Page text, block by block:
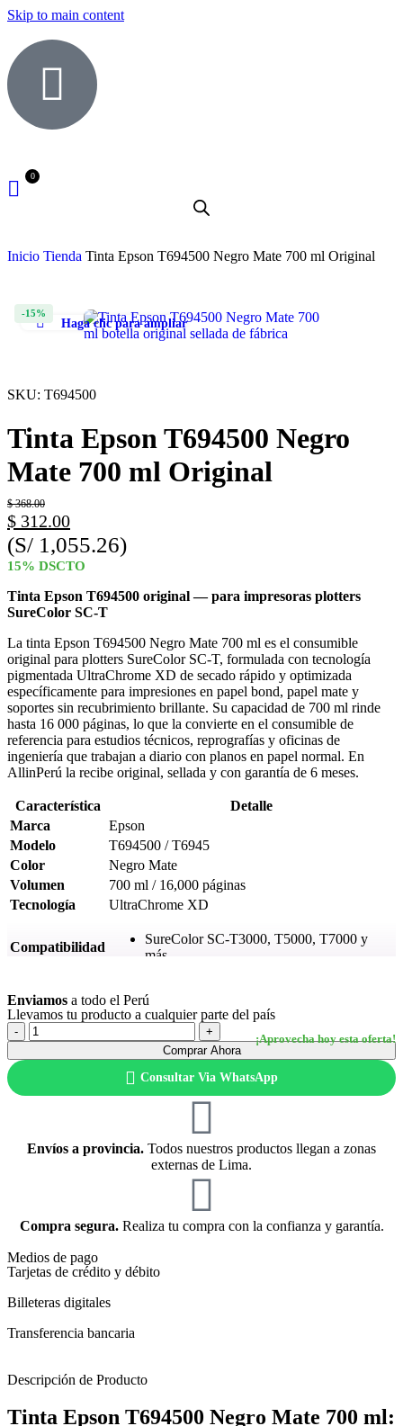
Skip to main content
Inicio Tienda Tinta Epson T694500 Negro Mate 700 ml Original
-15%
Haga clic para ampliar
SKU: T694500
Tinta Epson T694500 Negro
Mate 700 ml Original
$368.00
$ 312.00
(S/ 1,055.26)
15% DSCTO
Tinta Epson T694500 original — para impresoras plotters
SureColor SC-T
La tinta Epson T694500 Negro Mate 700 ml es el consumible
original para plotters SureColor SC-T, formulada con tecnología
pigmentada UltraChrome XD de secado rápido y optimizada
específicamente para impresiones en papel bond, papel mate y
soportes sin recubrimiento brillante. Su capacidad de 700 ml rinde
hasta 16 000 páginas, lo que la convierte en el consumible de
referencia para estudios técnicos, reprografías y oficinas de
ingeniería que trabajan a diario con planos en papel normal. En
AllinPerú la recibe original, sellada y con garantía de 6 meses.
Característica
Detalle
Marca
Epson
Modelo
T694500 / T6945
Color
Negro Mate
Volumen
700 ml / 16,000 páginas
Tecnología
UltraChrome XD
Compatibilidad
SureColor SC-T3000, T5000, T7000 y
más
Garantía
Garantía 6 meses (Epson Perú)
Enviamos a todo el Perú
Llevamos tu producto a cualquier parte del país
Comprar Ahora
Consultar Via WhatsApp
Envíos a provincia. Todos nuestros productos llegan a zonas
externas de Lima.
Compra segura.Realiza tu compra con la confianza y garantía.
Medios de pago
Tarjetas de crédito y débito
Billeteras digitales
Transferencia bancaria
Descripción de Producto
Tinta Epson T694500 Negro Mate 700 ml: